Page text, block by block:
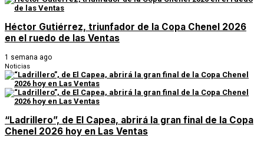
Héctor Gutiérrez, triunfador de la Copa Chenel 2026
en el ruedo de las Ventas
1 semana ago
Noticias
“Ladrillero”, de El Capea, abrirá la gran final de la Copa
Chenel 2026 hoy en Las Ventas